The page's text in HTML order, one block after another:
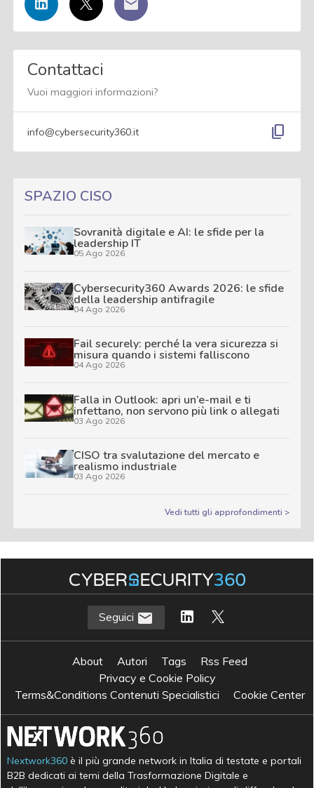
Contattaci
Vuoi maggiori informazioni?
info@cybersecurity360.it content_copy
SPAZIO CISO
Sovranità digitale e AI: le sfide per la
leadership IT
05 Ago 2026
Cybersecurity360 Awards 2026: le sfide
della leadership antifragile
04 Ago 2026
Fail securely: perché la vera sicurezza si
misura quando i sistemi falliscono
04 Ago 2026
Falla in Outlook: apri un’e-mail e ti
infettano, non servono più link o allegati
03 Ago 2026
CISO tra svalutazione del mercato e
realismo industriale
03 Ago 2026
Vedi tutti gli approfondimenti >
Seguici
About Autori Tags
Rss Feed
Privacy e Cookie Policy
Terms&Conditions Contenuti Specialistici
Cookie Center
Nextwork360 è il più grande network in Italia di testate e portali
B2B dedicati ai temi della Trasformazione Digitale e